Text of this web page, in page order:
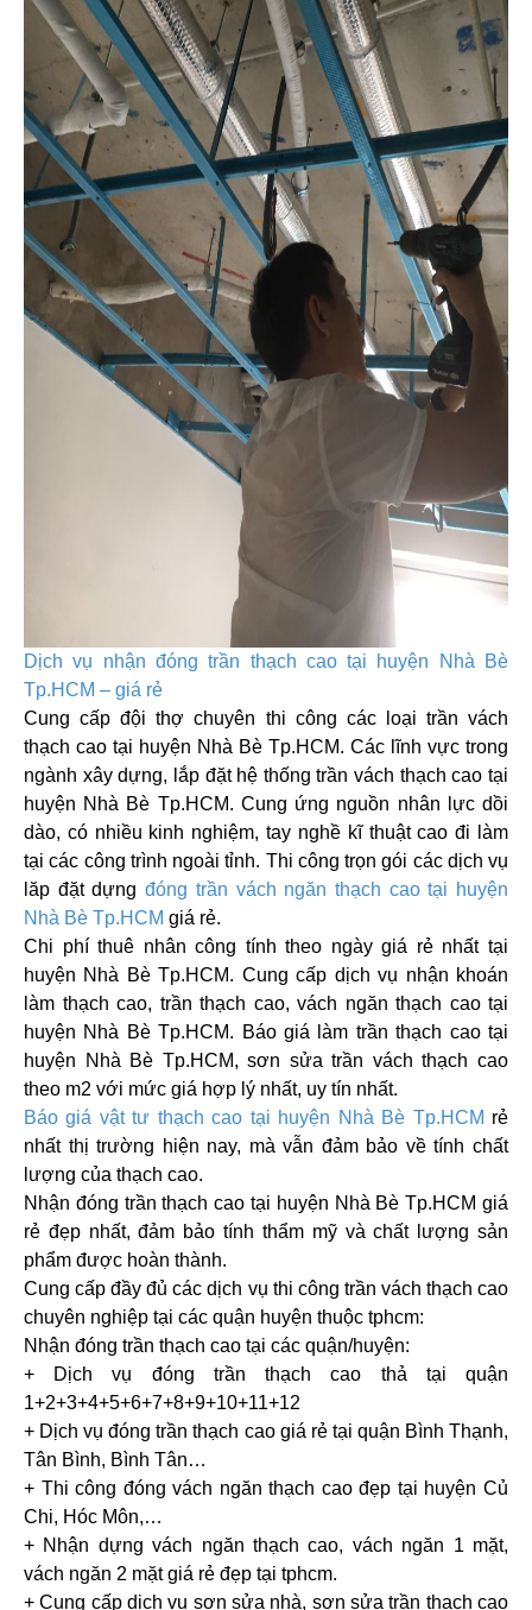
Dịch vụ nhận đóng trần thạch caotại huyện Nhà Bè
Tp.HCM – giá rẻ
Cung cấp đội thợ chuyên thi công các loại trần vách
thạch cao tại huyện Nhà Bè Tp.HCM. Các lĩnh vực trong
ngành xây dựng, lắp đặt hệ thống trần vách thạch cao tại
huyện Nhà Bè Tp.HCM. Cung ứng nguồn nhân lực dồi
dào, có nhiều kinh nghiệm, tay nghề kĩ thuật cao đi làm
tại các công trình ngoài tỉnh. Thi công trọn gói các dịch vụ
lăp đặt dựngđóng trần vách ngăn thạch caotại huyện
Nhà Bè Tp.HCM giá rẻ.
Chi phí thuê nhân công tính theo ngày giá rẻ nhất tại
huyện Nhà Bè Tp.HCM. Cung cấp dịch vụ nhận khoán
làm thạch cao, trần thạch cao, vách ngăn thạch cao tại
huyện Nhà Bè Tp.HCM. Báo giá làm trần thạch caotại
huyện Nhà Bè Tp.HCM, sơn sửa trần vách thạch cao
theo m2 với mức giá hợp lý nhất, uy tín nhất.
Báo giá vật tư thạch cao tại huyện Nhà Bè Tp.HCM rẻ
nhất thị trường hiện nay, mà vẫn đảm bảo về tính chất
lượng của thạch cao.
Nhận đóng trần thạch cao tại huyện Nhà Bè Tp.HCM giá
rẻ đẹp nhất, đảm bảo tính thẩm mỹ và chất lượng sản
phẩm được hoàn thành.
Cung cấp đầy đủ các dịch vụ thi công trần vách thạch cao
chuyên nghiệp tại các quận huyện thuộc tphcm:
Nhận đóng trần thạch cao tại các quận/huyện:
+ Dịch vụ đóng trần thạch cao thả tại quận
1+2+3+4+5+6+7+8+9+10+11+12
+ Dịch vụ đóng trần thạch cao giá rẻ tại quận Bình Thạnh,
Tân Bình, Bình Tân…
+ Thi công đóng vách ngăn thạch cao đẹp tại huyện Củ
Chi, Hóc Môn,…
+ Nhận dựng vách ngăn thạch cao, vách ngăn 1 mặt,
vách ngăn 2 mặt giá rẻ đẹp tại tphcm.
+ Cung cấp dịch vụ sơn sửa nhà, sơn sửa trần thạch cao